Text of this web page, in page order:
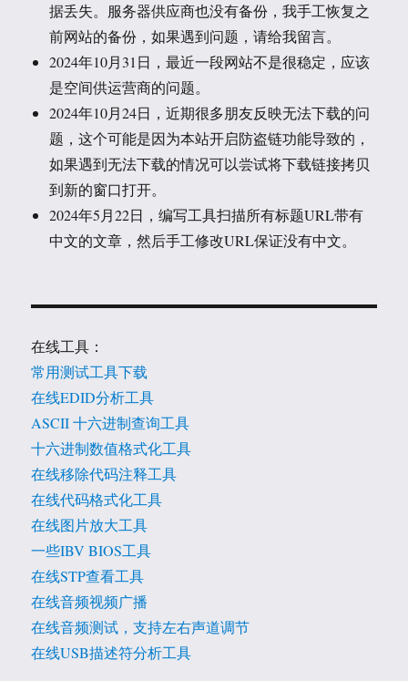
据丢失。服务器供应商也没有备份，我手工恢复之
前网站的备份，如果遇到问题，请给我留言。
2024年10月31日，最近一段网站不是很稳定，应该
是空间供运营商的问题。
2024年10月24日，近期很多朋友反映无法下载的问
题，这个可能是因为本站开启防盗链功能导致的，
如果遇到无法下载的情况可以尝试将下载链接拷贝
到新的窗口打开。
2024年5月22日，编写工具扫描所有标题URL带有
中文的文章，然后手工修改URL保证没有中文。
在线工具：
常用测试工具下载
在线EDID分析工具
ASCII 十六进制查询工具
十六进制数值格式化工具
在线移除代码注释工具
在线代码格式化工具
在线图片放大工具
一些IBV BIOS工具
在线STP查看工具
在线音频视频广播
在线音频测试，支持左右声道调节
在线USB描述符分析工具